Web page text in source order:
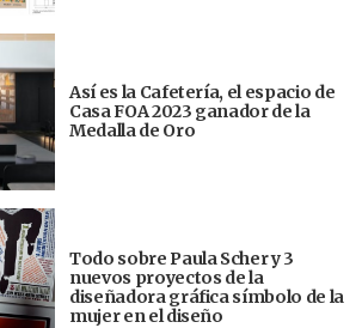
Así es la Cafetería, el espacio de
Casa FOA 2023 ganador de la
Medalla de Oro
Todo sobre Paula Scher y 3
nuevos proyectos de la
diseñadora gráfica símbolo de la
mujer en el diseño